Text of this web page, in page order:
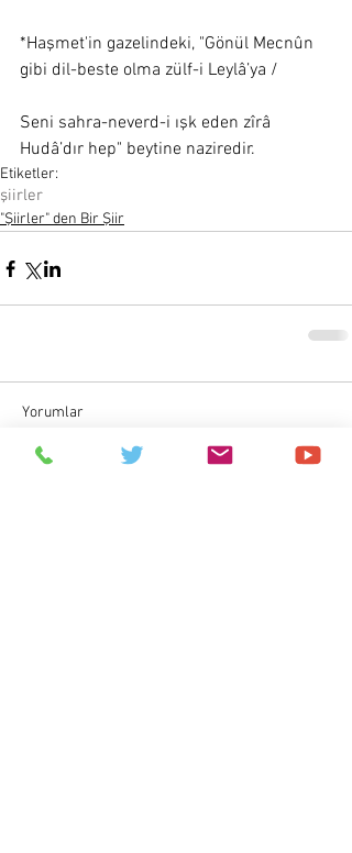
*Haşmet'in gazelindeki, "Gönül Mecnûn
gibi dil-beste olma zülf-i Leylâ’ya /
Seni sahra-neverd-i ışk eden zîrâ
Hudâ’dır hep" beytine naziredir.
Etiketler:
şiirler
"Şiirler" den Bir Şiir
Yorumlar